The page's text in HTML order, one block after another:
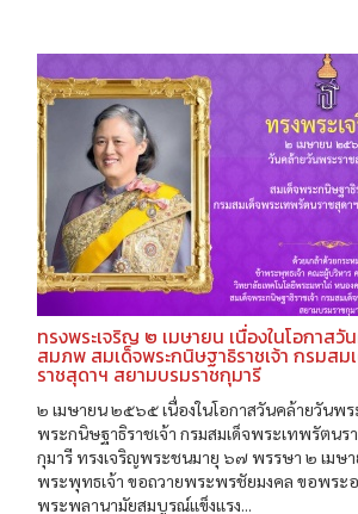
ทรงพระเจริญ ๒ เมษายน เนื่องในโอกาสวั
สมภพ สมเด็จพระกนิษฐาธิราชเจ้า กรมสม
ราชสุดาฯ สยามบรมราชกุมารี
๒ เมษายน ๒๕๖๕ เนื่องในโอกาสวันคล้ายวันพร
พระกนิษฐาธิราชเจ้า กรมสมเด็จพระเทพรัตนร
กุมารี ทรงเจริญพระชนมายุ ๖๗ พรรษา ๒ เมษ
พระพุทธเจ้า ขอถวายพระพรชัยมงคล ขอพระ
พระพลานามัยสมบูรณ์แข็งแรง...